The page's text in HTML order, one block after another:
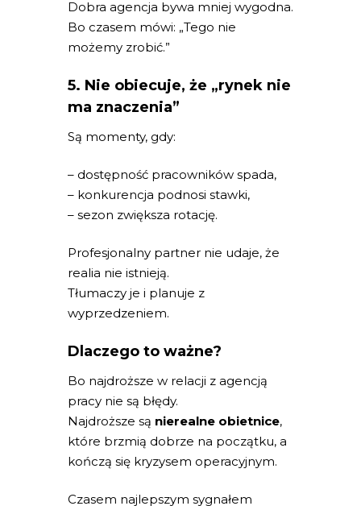
Dobra agencja bywa mniej wygodna.
Bo czasem mówi: „Tego nie
możemy zrobić.”
5. Nie obiecuje, że „rynek nie
ma znaczenia”
Są momenty, gdy:
– dostępność pracowników spada,
– konkurencja podnosi stawki,
– sezon zwiększa rotację.
Profesjonalny partner nie udaje, że
realia nie istnieją.
Tłumaczy je i planuje z
wyprzedzeniem.
Dlaczego to ważne?
Bo najdroższe w relacji z agencją
pracy nie są błędy.
Najdroższe są nierealne obietnice,
które brzmią dobrze na początku, a
kończą się kryzysem operacyjnym.
Czasem najlepszym sygnałem